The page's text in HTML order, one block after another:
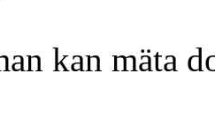
kan mäta